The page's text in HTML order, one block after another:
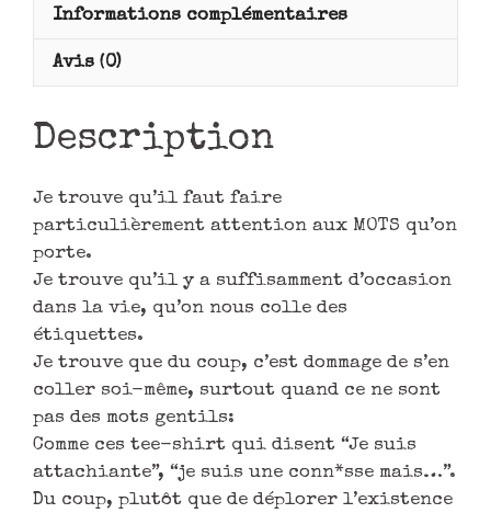
Informations complémentaires
Avis (0)
Description
Je trouve qu’il faut faire
particulièrement attention aux MOTS qu’on
porte.
Je trouve qu’il y a suffisamment d’occasion
dans la vie, qu’on nous colle des
étiquettes.
Je trouve que du coup, c’est dommage de s’en
coller soi-même, surtout quand ce ne sont
pas des mots gentils:
Comme ces tee-shirt qui disent “Je suis
attachiante”, “je suis une conn*sse mais…”.
Du coup, plutôt que de déplorer l’existence